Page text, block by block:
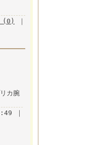
(0) ｜
カ腕
｜